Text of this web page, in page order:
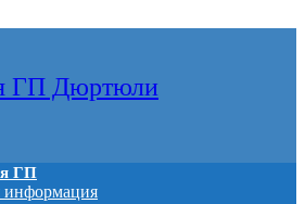
ГП Дюртюли
ГП
информация